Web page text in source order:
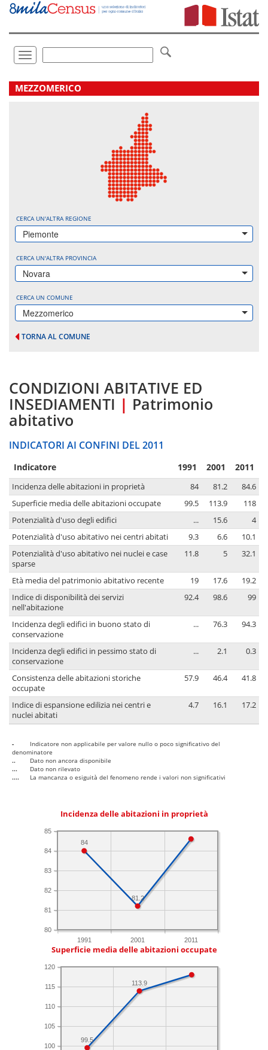
Vai
direttamente
Toggle
navigation
.
MEZZOMERICO
CERCA UN'ALTRA REGIONE
Piemonte
CERCA UN'ALTRA PROVINCIA
Novara
CERCA UN COMUNE
Mezzomerico
TORNA AL COMUNE
CONDIZIONI ABITATIVE ED
INSEDIAMENTI | Patrimonio
abitativo
INDICATORI AI CONFINI DEL 2011
Indicatore 1991 2001 2011
Incidenza delle abitazioni in proprietà 84 81.2
84.6
Superficie media delle abitazioni occupate
99.5 113.9
118
Potenzialità d'uso degli edifici
... 15.6
4
Potenzialità d'uso abitativo nei centri abitati
9.3 6.6
10.1
Potenzialità d'uso abitativo nei nuclei e case
sparse
11.8 5 32.1
Età media del patrimonio abitativo recente 19 17.6
19.2
Indice di disponibilità dei servizi
nell'abitazione
92.4 98.6 99
Incidenza degli edifici in buono stato di
conservazione
... 76.3 94.3
Incidenza degli edifici in pessimo stato di
conservazione
... 2.1 0.3
Consistenza delle abitazioni storiche
occupate
57.9 46.4 41.8
Indice di espansione edilizia nei centri e
nuclei abitati
4.7 16.1 17.2
-
Indicatore non applicabile per valore nullo o poco significativo del
denominatore
..
Dato non ancora disponibile
...
Dato non rilevato
....
La mancanza o esiguità del fenomeno rende i valori non significativi
Incidenza delle abitazioni in proprietà
1991 2001 2011
80
81
82
83
84
85
81.2
84
Superficie media delle abitazioni occupate
100
105
110
115
120
113.9
99.5